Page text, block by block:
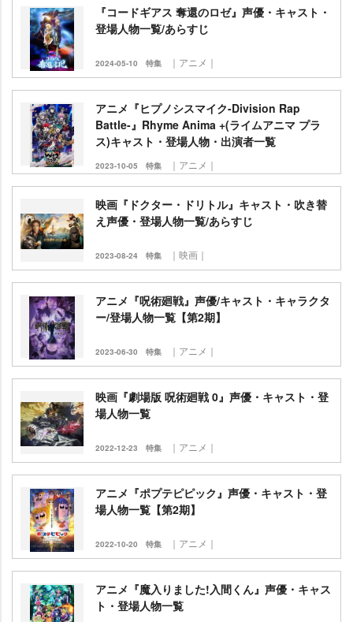
『コードギアス 奪還のロゼ』声優・キャスト・
登場人物一覧/あらすじ
2024-05-10 特集 ｜アニメ｜
アニメ『ヒプノシスマイク-Division Rap
Battle-』Rhyme Anima +(ライムアニマ プラ
ス)キャスト・登場人物・出演者一覧
2023-10-05 特集 ｜アニメ｜
映画『ドクター・ドリトル』キャスト・吹き替
え声優・登場人物一覧/あらすじ
2023-08-24 特集 ｜映画｜
アニメ『呪術廻戦』声優/キャスト・キャラクタ
ー/登場人物一覧【第2期】
2023-06-30 特集 ｜アニメ｜
映画『劇場版 呪術廻戦 0』声優・キャスト・登
場人物一覧
2022-12-23 特集 ｜アニメ｜
アニメ『ポプテピピック』声優・キャスト・登
場人物一覧【第2期】
2022-10-20 特集 ｜アニメ｜
アニメ『魔入りました!入間くん』声優・キャス
ト・登場人物一覧